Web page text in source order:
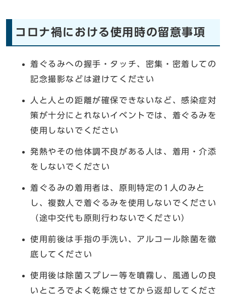
コロナ禍における使用時の留意事項
着ぐるみへの握手・タッチ、密集・密着しての
記念撮影などは避けてください
人と人との距離が確保できないなど、感染症対
策が十分にとれないイベントでは、着ぐるみを
使用しないでください
発熱やその他体調不良がある人は、着用・介添
をしないでください
着ぐるみの着用者は、原則特定の1人のみと
し、複数人で着ぐるみを使用しないでください
（途中交代も原則行わないでください）
使用前後は手指の手洗い、アルコール除菌を徹
底してください
使用後は除菌スプレー等を噴霧し、風通しの良
いところでよく乾燥させてから返却してくださ